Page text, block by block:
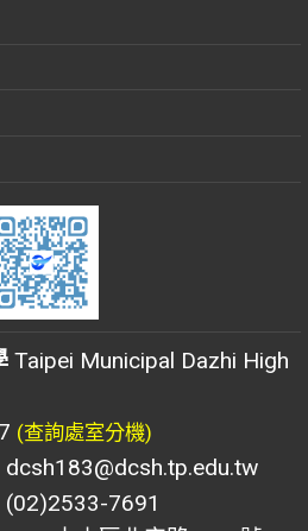
Taipei Municipal Dazhi High
(查詢處室分機)
7691